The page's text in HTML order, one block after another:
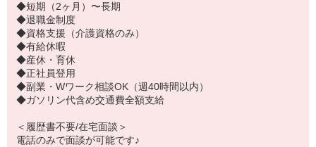
◆短期（2ヶ月）〜長期
◆退職金制度
◆資格支援（介護資格のみ）
◆有給休暇
◆産休・育休
◆正社員登用
◆副業・Wワーク相談OK（週40時間以内）
◆ガソリン代含め交通費全額支給
＜履歴書不要/在宅面談＞
電話のみで面談が可能です♪